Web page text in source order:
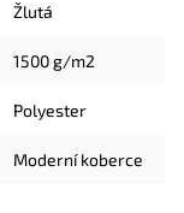
Žlutá
1500 g/m2
Polyester
Moderní koberce